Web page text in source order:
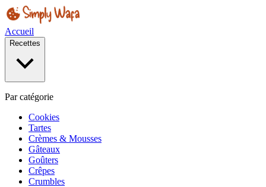
Accueil
Recettes
Par catégorie
Cookies
Tartes
Crèmes & Mousses
Gâteaux
Goûters
Crêpes
Crumbles